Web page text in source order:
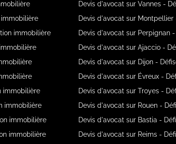
immobilière
immobilière
immobilière
immobilière
immobilière
Devis d'avocat sur Vannes -
Devis d'avocat sur
Devis d'avocat sur Perpignan
Devis d'avocat sur Ajaccio -
Devis d'avocat sur Dijon -
Devis d'avocat sur Évreux -
Devis d'avocat sur Troyes -
Devis d'avocat sur Rouen -
Devis d'avocat sur Bastia -
Devis d'avocat sur Reims -